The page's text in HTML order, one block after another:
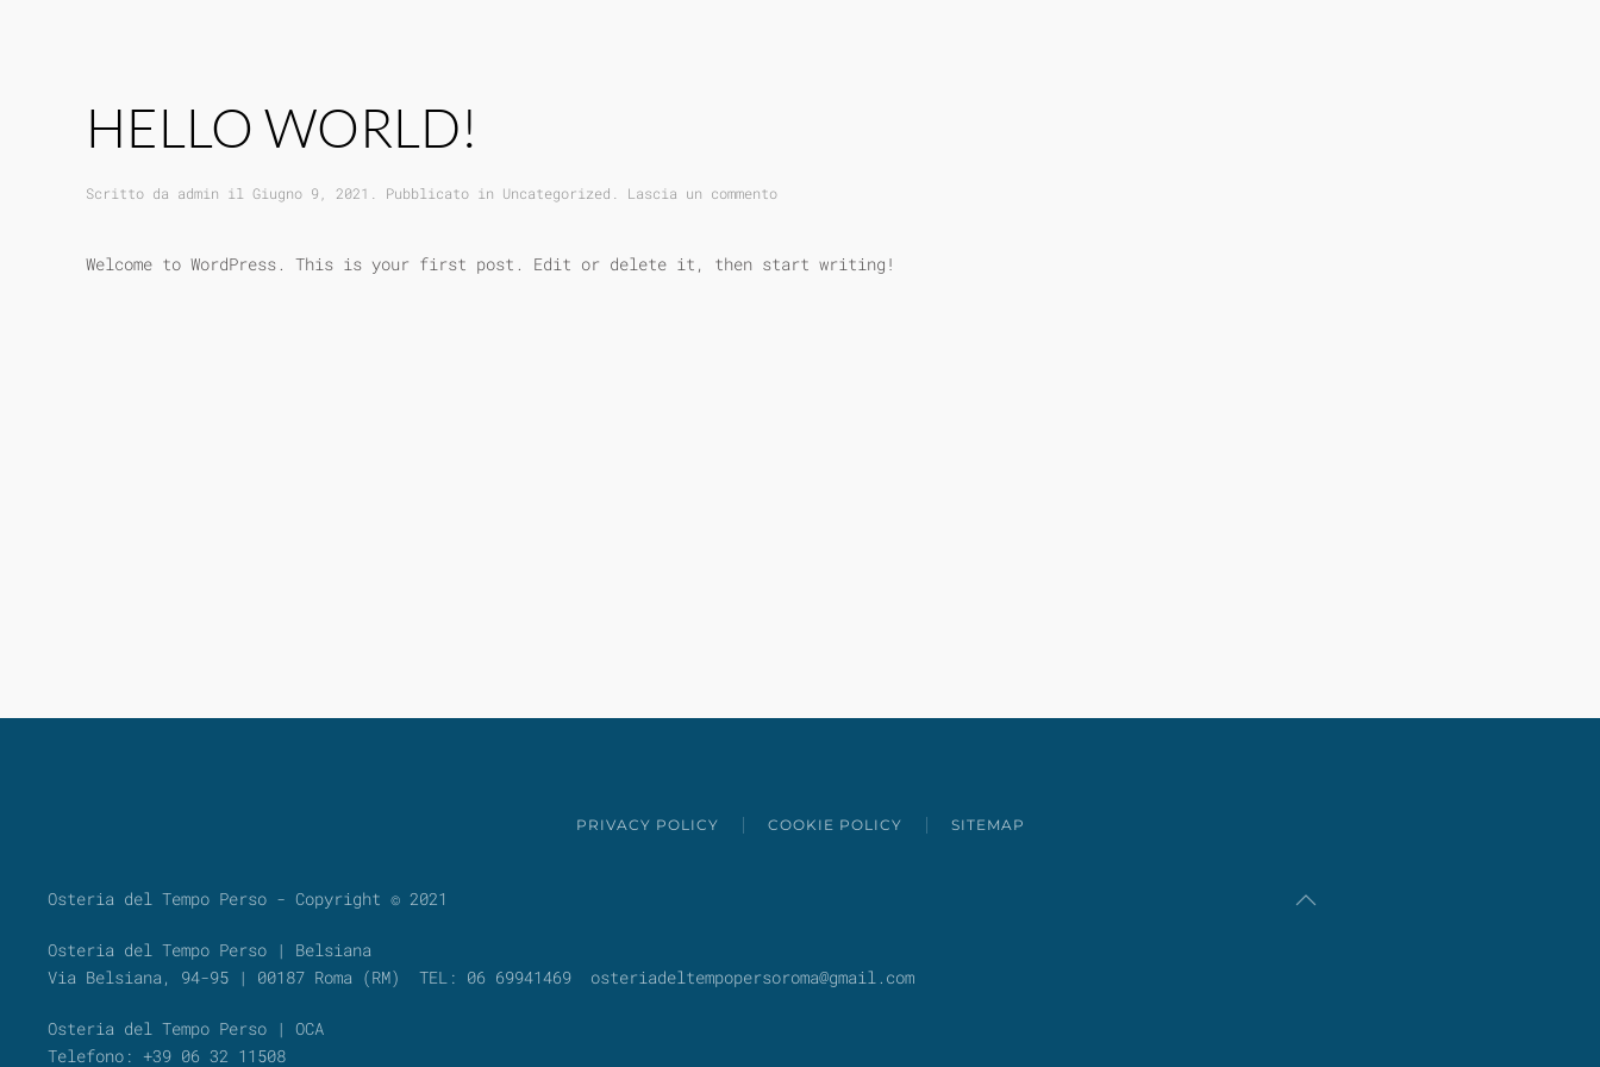
HELLO WORLD!
Scritto da admin il Giugno 9, 2021 . Pubblicato in Uncategorized Lascia un commento
Welcome to WordPress. This is your first post. Edit or delete it, then start writing!
PRIVACY POLICY COOKIE POLICY SITEMAP
Osteria del Tempo Perso - Copyright © 2021
Osteria del Tempo Perso | Belsiana
Via Belsiana, 94-95 | 00187 Roma (RM) TEL: 06 69941469
osteriadeltempopersoroma@gmail.com
Osteria del Tempo Perso | OCA
Telefono: +39 06 32 11508